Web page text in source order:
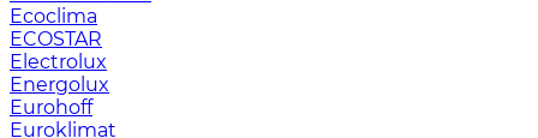
Ecoclima
ECOSTAR
Electrolux
Energolux
Eurohoff
Euroklimat